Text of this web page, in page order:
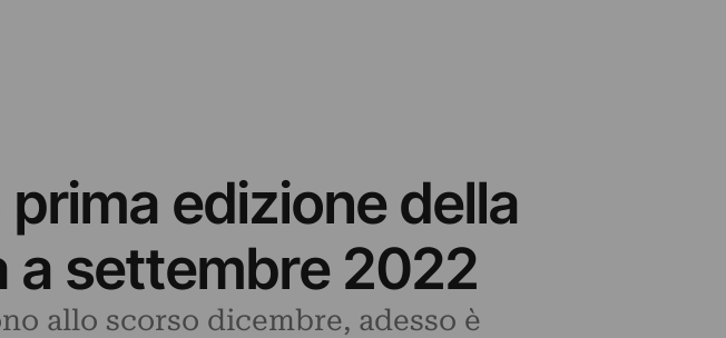
edizione della
a settembre 2022
allo scorso dicembre, adesso è